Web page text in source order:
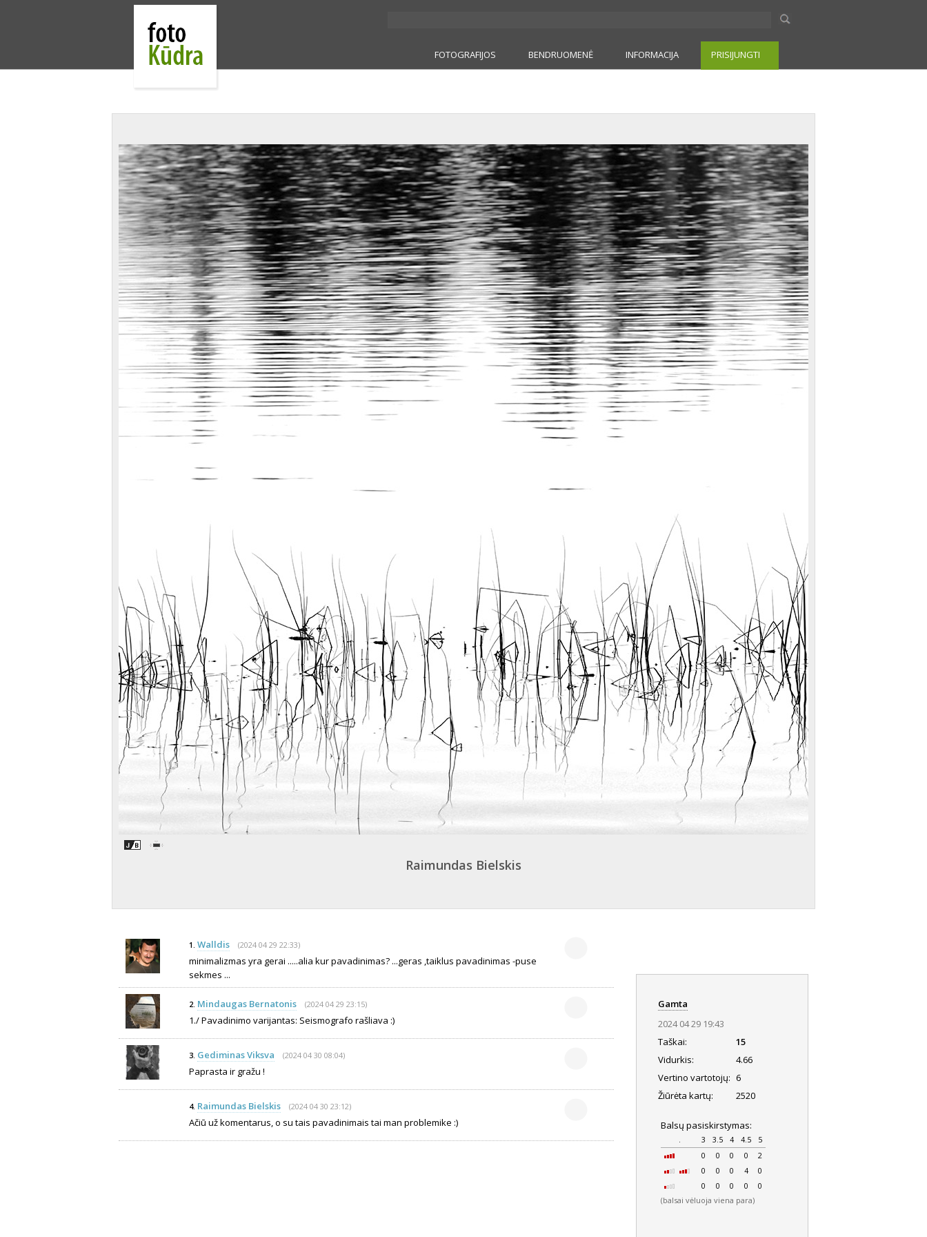
FOTOGRAFIJOS BENDRUOMENĖ INFORMACIJA PRISIJUNGTI
Raimundas Bielskis
1. Walldis (2024 04 29 22:33)
minimalizmas yra gerai .....alia kur pavadinimas? ...geras ,taiklus pavadinimas -puse
sekmes ...
2. Mindaugas Bernatonis (2024 04 29 23:15)
1./ Pavadinimo varijantas: Seismografo rašliava :)
3. Gediminas Viksva (2024 04 30 08:04)
Paprasta ir gražu !
4. Raimundas Bielskis (2024 04 30 23:12)
Ačiū už komentarus, o su tais pavadinimais tai man problemike :)
Gamta
2024 04 29 19:43
Taškai:
15
Vidurkis:
4.66
Vertino vartotojų: 6
Žiūrėta kartų:
2520
Balsų pasiskirstymas:
. 3 3.5 4 4.5
5
0
0 0 0
2
0
0 0 4
0
0
0 0 0 0
(balsai vėluoja viena para)